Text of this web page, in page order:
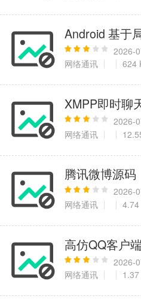
Android 基于
2026-
网络通讯
624
XMPP即时聊
2026-
网络通讯
腾讯微博源码
2026-
网络通讯
高仿QQ客户
2026-
网络通讯